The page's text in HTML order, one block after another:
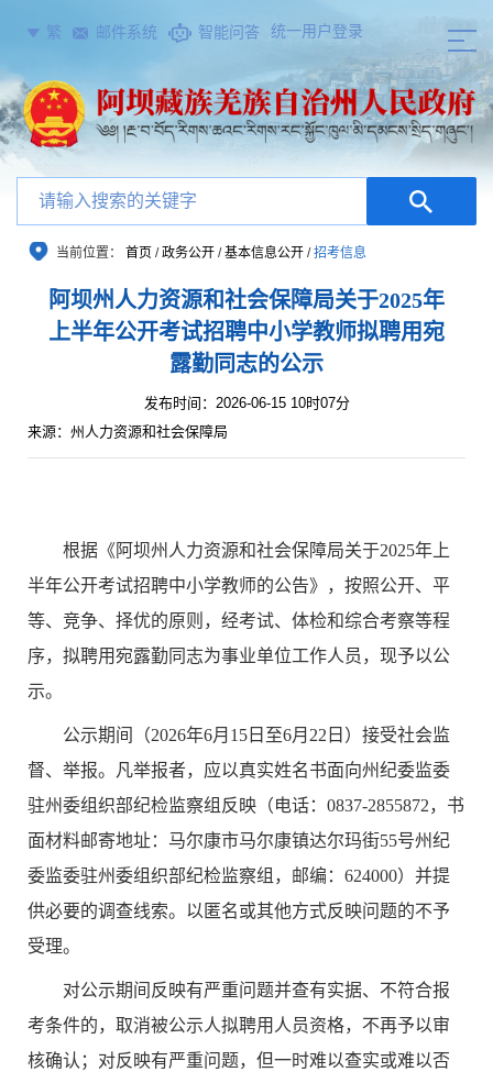
繁 邮件系统 智能问答 统一用户登录
当前位置： 首页 /政务公开 /基本信息公开 /招考信息
阿坝州人力资源和社会保障局关于2025年
上半年公开考试招聘中小学教师拟聘用宛
露勤同志的公示
发布时间：2026-06-15 10时07分
来源：州人力资源和社会保障局
根据《阿坝州人力资源和社会保障局关于2025年上
半年公开考试招聘中小学教师的公告》，按照公开、平
等、竞争、择优的原则，经考试、体检和综合考察等程
序，拟聘用宛露勤同志为事业单位工作人员，现予以公
示。
公示期间（2026年6月 15 日至6月 22 日）接受社会监
督、举报。凡举报者，应以真实姓名书面向州纪委监委
驻州委组织部纪检监察组反映（电话： 0837-2855872，书
面材料邮寄地址：马尔康市马尔康镇达尔玛街55号州纪
委监委驻州委组织部纪检监察组，邮编 ： 624000）并提
供必要的调查线索。以匿名或其他方式反映问题的不予
受理。
对公示期间反映有严重问题并查有实据、不符合报
考条件的，取消被公示人拟聘用人员资格，不再予以审
核确认；对反映有严重问题，但一时难以查实或难以否